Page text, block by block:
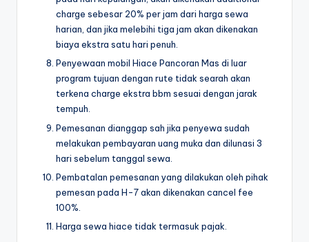
charge sebesar 20% per jam dari harga sewa
harian, dan jika melebihi tiga jam akan dikenakan
biaya ekstra satu hari penuh.
Penyewaan mobil Hiace Pancoran Mas di luar
program tujuan dengan rute tidak searah akan
terkena charge ekstra bbm sesuai dengan jarak
tempuh.
Pemesanan dianggap sah jika penyewa sudah
melakukan pembayaran uang muka dan dilunasi 3
hari sebelum tanggal sewa.
Pembatalan pemesanan yang dilakukan oleh pihak
pemesan pada H-7 akan dikenakan cancel fee
100%.
Harga sewa hiace tidak termasuk pajak.